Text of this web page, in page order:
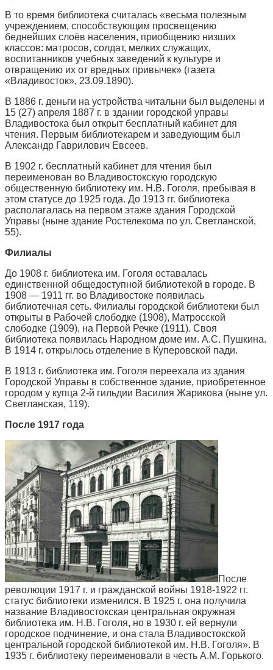
В то время библиотека считалась «весьма полезным
учреждением, способствующим просвещению
беднейших слоёв населения, приобщению низших
классов: матросов, солдат, мелких служащих,
воспитанников учебных заведений к культуре и
отвращению их от вредных привычек» (газета
«Владивосток», 23.09.1890).
В 1886 г. деньги на устройства читальни был выделены и
15 (27) апреля 1887 г. в здании городской управы
Владивостока был открыт бесплатный кабинет для
чтения. Первым библиотекарем и заведующим был
Александр Гаврилович Евсеев.
В 1902 г. бесплатный кабинет для чтения был
переименован во Владивостокскую городскую
общественную библиотеку им. Н.В. Гоголя, пребывая в
этом статусе до 1925 года. До 1913 гг. библиотека
располагалась на первом этаже здания Городской
Управы (ныне здание Ростелекома по ул. Светланской,
55).
Филиалы
До 1908 г. библиотека им. Гоголя оставалась
единственной общедоступной библиотекой в городе. В
1908 — 1911 гг. во Владивостоке появилась
библиотечная сеть. Филиалы городской библиотеки был
открыты в Рабочей слободке (1908), Матросской
слободке (1909), на Первой Речке (1911). Своя
библиотека появилась Народном доме им. А.С. Пушкина.
В 1914 г. открылось отделение в Куперовской пади.
В 1913 г. библиотека им. Гоголя переехала из здания
Городской Управы в собственное здание, приобретенное
городом у купца 2-й гильдии Василия Жарикова (ныне ул.
Светланская, 119).
После 1917 года
После
революции 1917 г. и гражданской войны 1918-1922 гг.
статус библиотеки изменился. В 1925 г. она получила
название Владивостокская центральная окружная
библиотека им. Н.В. Гоголя, но в 1930 г. ей вернули
городское подчинение, и она стала Владивостокской
центральной городской библиотекой им. Н.В. Гоголя». В
1935 г. библиотеку переименовали в честь А.М. Горького.